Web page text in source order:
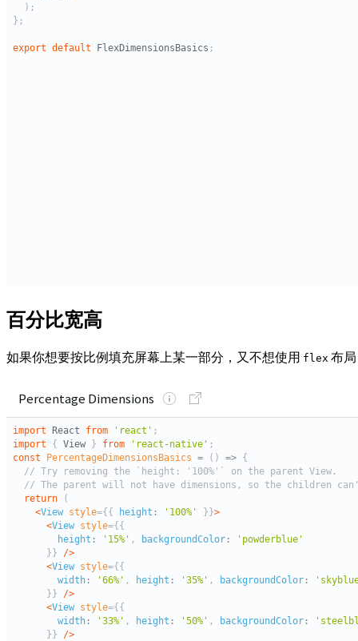
百分比宽高
如果你想要按比例填充屏幕上某一部分，又不想使用 flex 布